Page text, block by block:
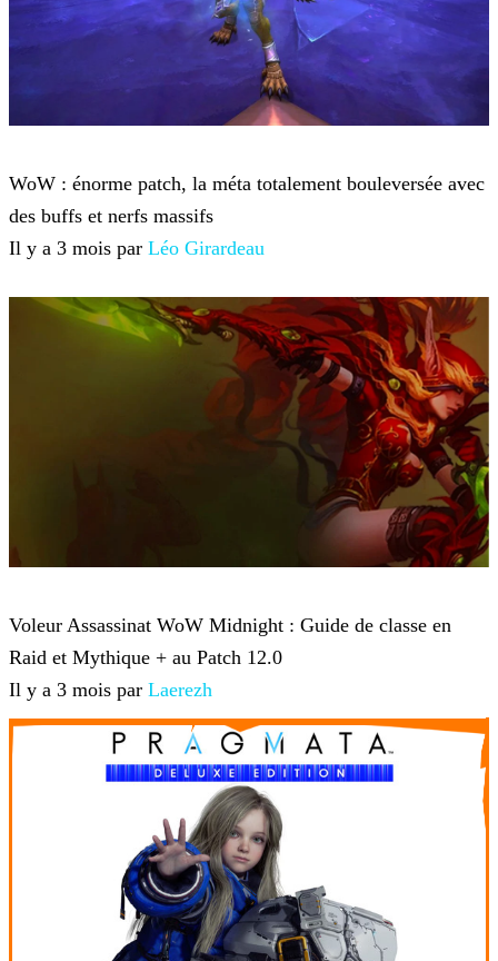
WoW : énorme patch, la méta totalement bouleversée avec
des buffs et nerfs massifs
Il y a 3 mois par Léo Girardeau
Voleur Assassinat WoW Midnight : Guide de classe en
Raid et Mythique + au Patch 12.0
Il y a 3 mois par Laerezh